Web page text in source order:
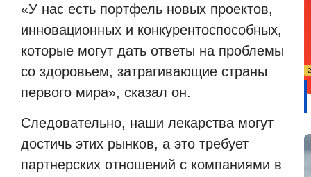
«У нас есть портфель новых проектов,
инновационных и конкурентоспособных,
которые могут дать ответы на проблемы
со здоровьем, затрагивающие страны
первого мира», сказал он.
Следовательно, наши лекарства могут
достичь этих рынков, а это требует
партнерских отношений с компаниями в